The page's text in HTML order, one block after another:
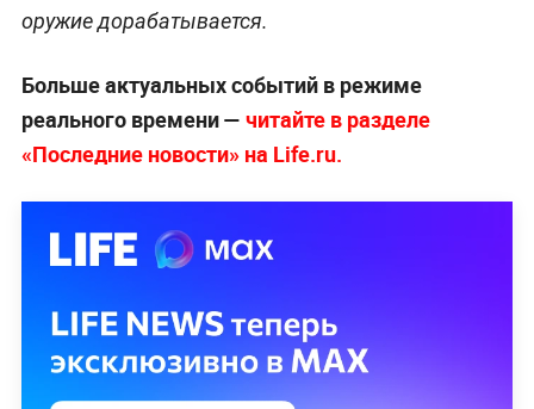
оружие дорабатывается.
Больше актуальных событий в режиме
реального времени — читайте в разделе
«Последние новости» на Life.ru.